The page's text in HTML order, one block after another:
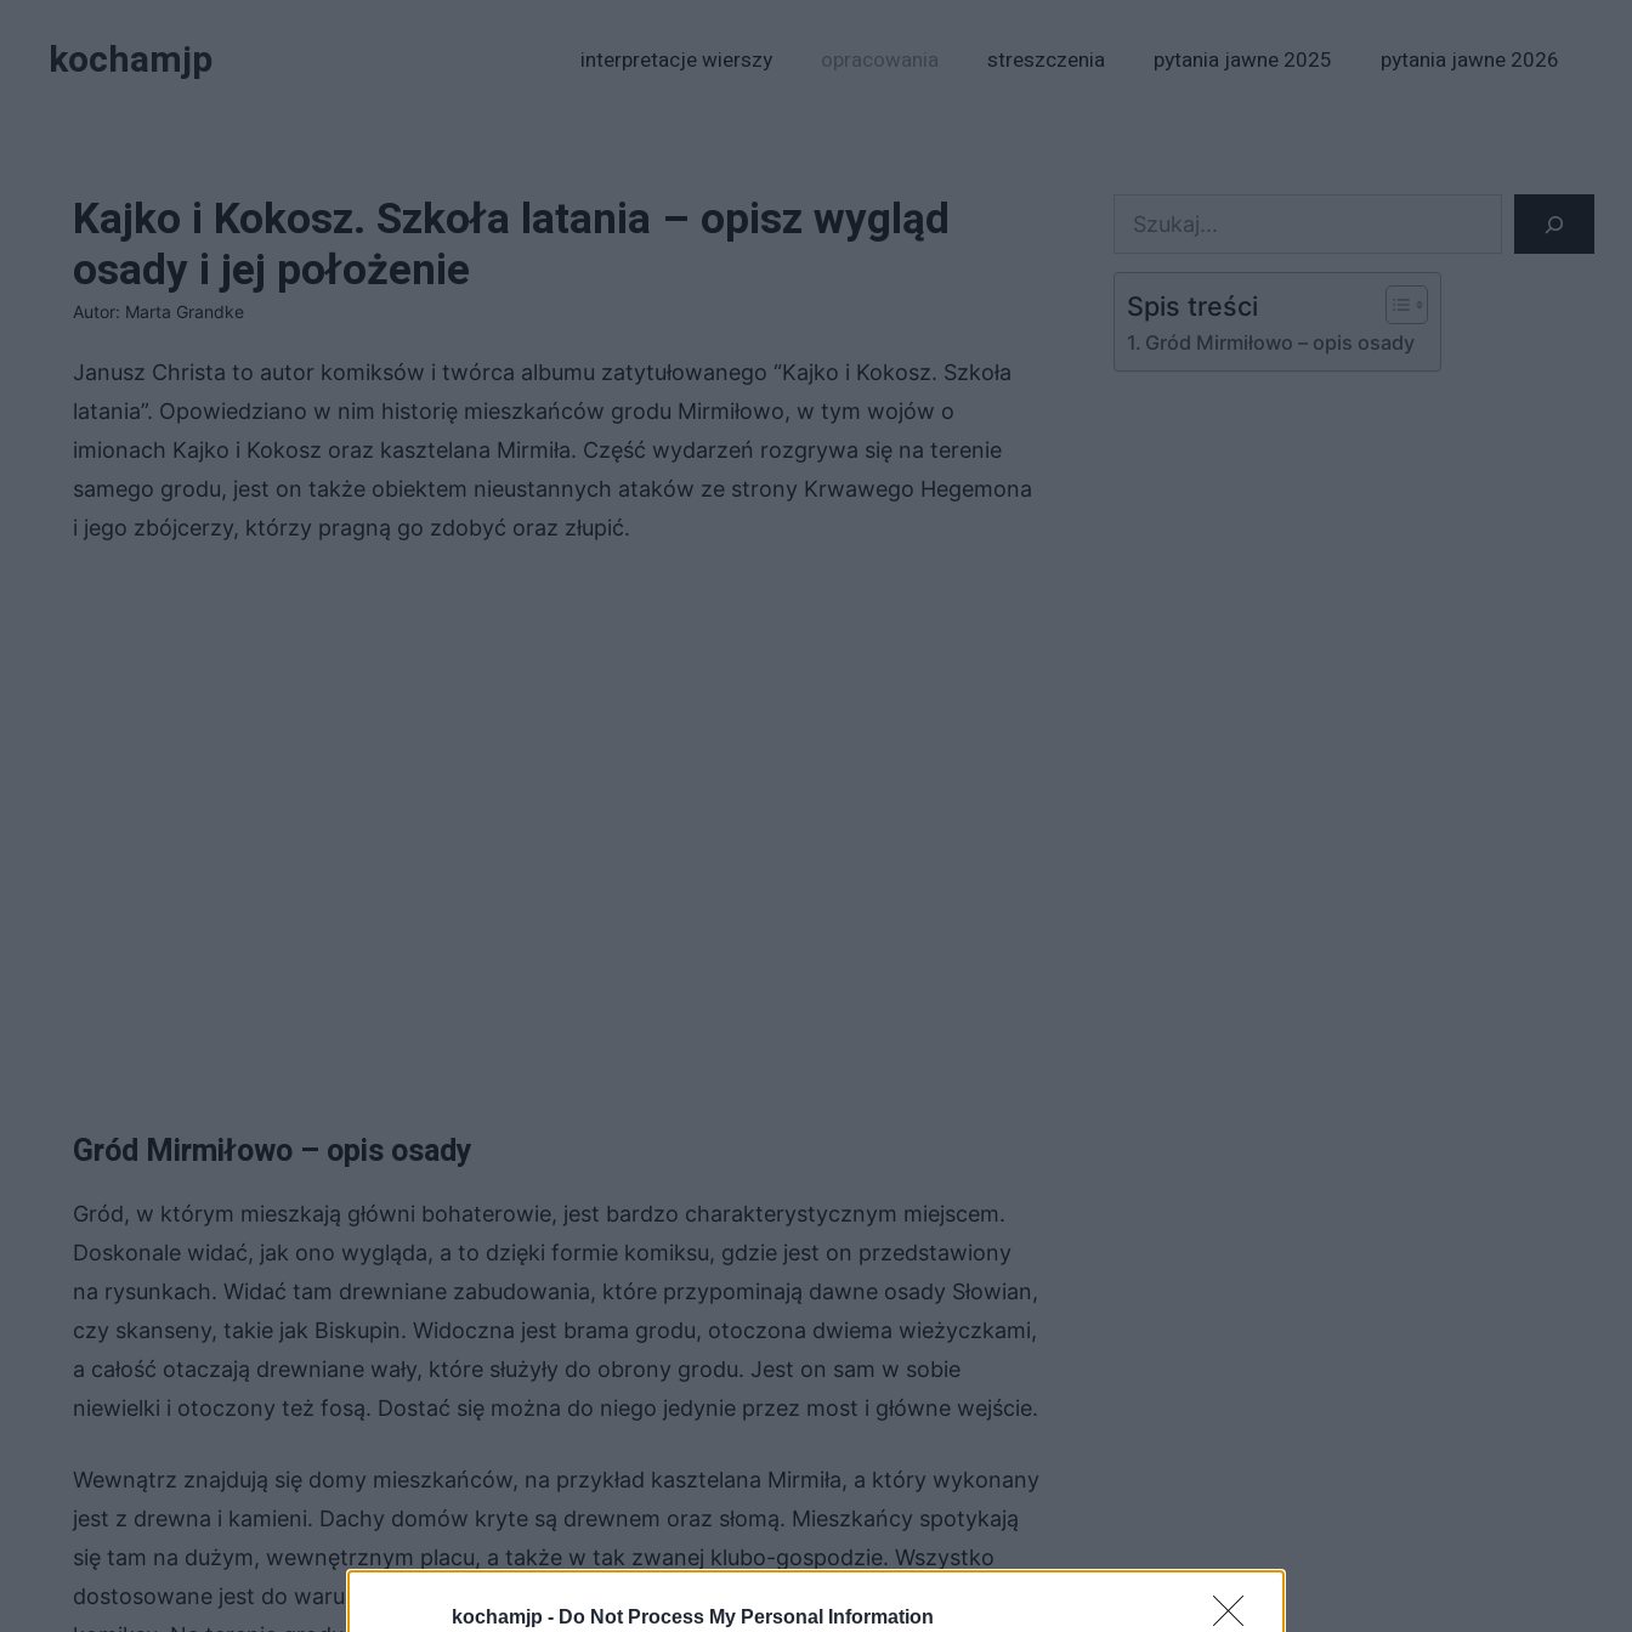
kochamjp - Do Not Process My Personal Information
kochamjp interpretacje wierszy opracowania streszczenia pytania jawne 2025 pytania jawne 2026
Kajko i Kokosz. Szkoła latania – opisz wygląd
osady i jej położenie
Autor: Marta Grandke
Janusz Christa to autor komiksów i twórca albumu zatytułowanego “Kajko i Kokosz. Szkoła
latania”. Opowiedziano w nim historię mieszkańców grodu Mirmiłowo, w tym wojów o
imionach Kajko i Kokosz oraz kasztelana Mirmiła. Część wydarzeń rozgrywa się na terenie
samego grodu, jest on także obiektem nieustannych ataków ze strony Krwawego Hegemona
i jego zbójcerzy, którzy pragną go zdobyć oraz złupić.
Gród Mirmiłowo – opis osady
Gród, w którym mieszkają główni bohaterowie, jest bardzo charakterystycznym miejscem.
Doskonale widać, jak ono wygląda, a to dzięki formie komiksu, gdzie jest on przedstawiony
na rysunkach. Widać tam drewniane zabudowania, które przypominają dawne osady Słowian,
czy skanseny, takie jak Biskupin. Widoczna jest brama grodu, otoczona dwiema wieżyczkami,
a całość otaczają drewniane wały, które służyły do obrony grodu. Jest on sam w sobie
niewielki i otoczony też fosą. Dostać się można do niego jedynie przez most i główne wejście.
Wewnątrz znajdują się domy mieszkańców, na przykład kasztelana Mirmiła, a który wykonany
jest z drewna i kamieni. Dachy domów kryte są drewnem oraz słomą. Mieszkańcy spotykają
się tam na dużym, wewnętrznym placu, a także w tak zwanej klubo-gospodzie. Wszystko
dostosowane jest do warunków średniowiecznych, w którym to okresie rozgrywa się akcja
Szukaj
Spis treści
Gród Mirmiłowo – opis osady